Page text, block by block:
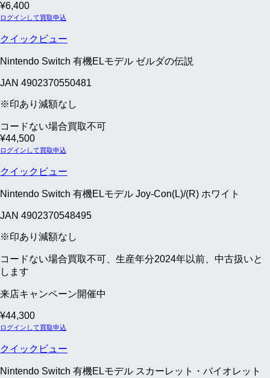
¥6,400
ログインして買取申込
クイックビュー
Nintendo Switch 有機ELモデル ゼルダの伝説
JAN 4902370550481
※印あり減額なし
コードない場合買取不可
¥44,500
ログインして買取申込
クイックビュー
Nintendo Switch 有機ELモデル Joy-Con(L)/(R) ホワイト
JAN 4902370548495
※印あり減額なし
コードない場合買取不可、生産年分2024年以前、中古扱いと
します
来店キャンペーン開催中
¥44,300
ログインして買取申込
クイックビュー
Nintendo Switch 有機ELモデル スカーレット・バイオレット